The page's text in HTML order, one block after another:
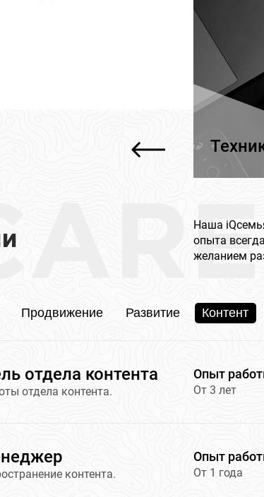
Наша
опыта
желанием
Продвижение Развитие Контент
отдела контента
отдела контента.
Опыт
От 3 лет
контента.
Опыт
От 1 года